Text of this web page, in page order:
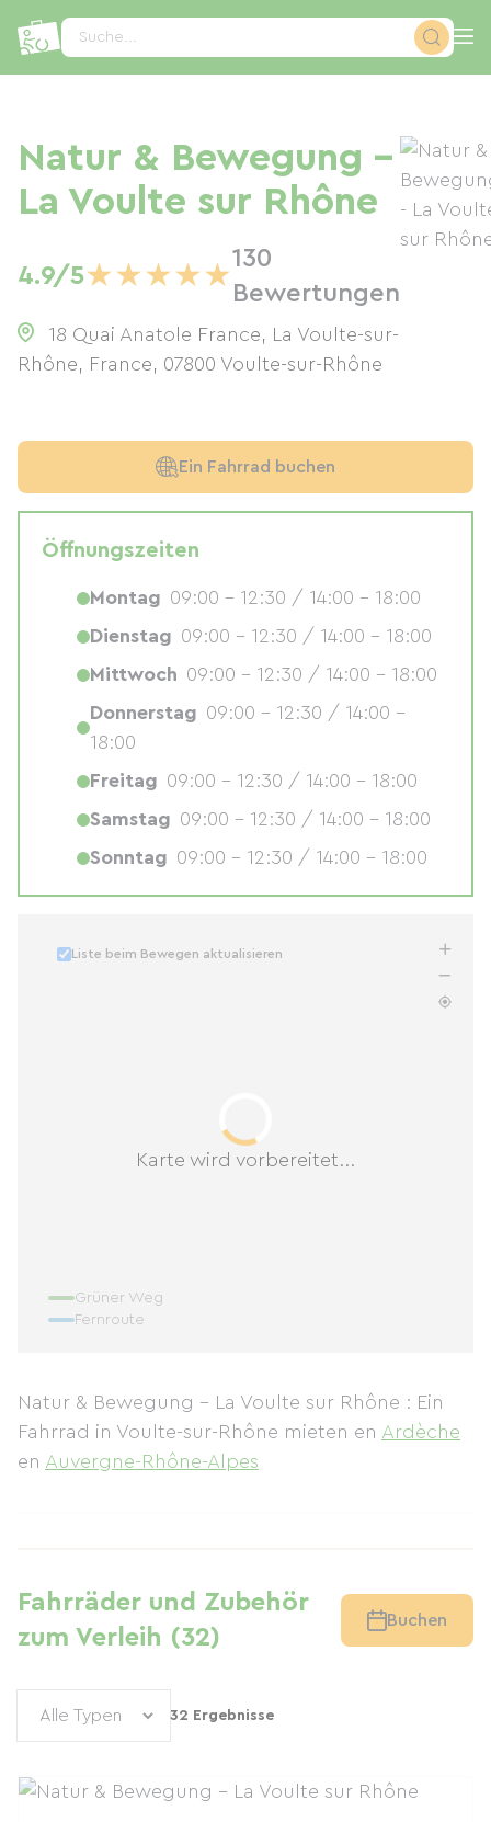
Suche...
Natur & Bewegung -
La Voulte sur Rhône
4.9/5★★★★★
130
Bewertungen
18 Quai Anatole France, La Voulte-sur-
Rhône, France, 07800 Voulte-sur-Rhône
Karte wird vorbereitet...
Liste beim Bewegen aktualisieren
Grüner Weg
Fernroute
Natur & Bewegung - La Voulte sur Rhône : Ein
Fahrrad in Voulte-sur-Rhône mieten en Ardèche
en Auvergne-Rhône-Alpes
Fahrräder und Zubehör
zum Verleih (32)
Buchen
32 Ergebnisse
Ein Fahrrad buchen
Öffnungszeiten
Montag 09:00 - 12:30 / 14:00 - 18:00
Dienstag 09:00 - 12:30 / 14:00 - 18:00
Mittwoch 09:00 - 12:30 / 14:00 - 18:00
Donnerstag 09:00 - 12:30 / 14:00 -
18:00
Freitag 09:00 - 12:30 / 14:00 - 18:00
Samstag 09:00 - 12:30 / 14:00 - 18:00
Sonntag 09:00 - 12:30 / 14:00 - 18:00
Cookie-Einstellungen